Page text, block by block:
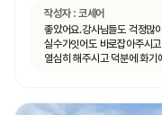
작성자 : 코세어
좋았어요.강사님들도 걱정많
실수가잇어도 바로잡아주시
열심히 해주시고 덕분에 화